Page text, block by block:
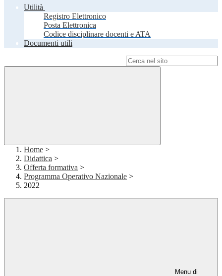
Utilità
Registro Elettronico
Posta Elettronica
Codice disciplinare docenti e ATA
Documenti utili
Home >
Didattica >
Offerta formativa >
Programma Operativo Nazionale >
2022
Menu di